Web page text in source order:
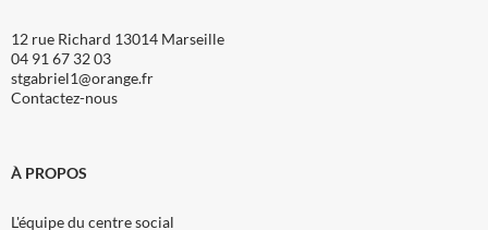
12 rue Richard 13014 Marseille
04 91 67 32 03
stgabriel1@orange.fr
Contactez-nous
À PROPOS
L'équipe du centre social